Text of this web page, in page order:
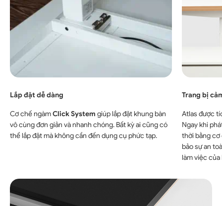
Lắp đặt dễ dàng
Cơ chế ngàmClick System giúp lắp đặt khung bàn
vô cùng đơn giản và nhanh chóng. Bất kỳ ai cũng có
thể lắp đặt mà không cần đến dụng cụ phức tạp.
Trang bị
Atlas được
Ngay khi
thời bằng cơ
bảo sự an
làm việc của